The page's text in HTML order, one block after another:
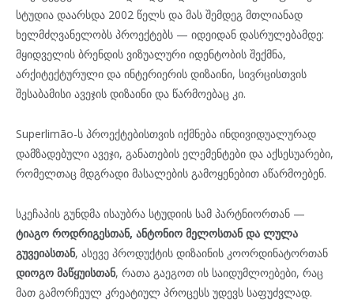
სტუდია დაარსდა 2002 წელს და მას შემდეგ მთლიანად
ხელმძღვანელობს პროექტებს — იდეიდან დასრულებამდე:
მყიდველის ბრენდის ვიზუალური იდენტობის შექმნა,
არქიტექტურული და ინტერიერის დიზაინი, სივრცისთვის
შესაბამისი ავეჯის დიზაინი და წარმოებაც კი.
Superlimão-ს პროექტებისთვის იქმნება ინდივიდუალურად
დამზადებული ავეჯი, განათების ელემენტები და აქსესუარები,
რომელთაც მდგრადი მასალების გამოყენებით აწარმოებენ.
სკეჩაპის გუნდმა ისაუბრა სტუდიის სამ პარტნიორთან —
ტიაგო როდრიგესთან, ანტონიო მელოსთან და ლულა
გუვეიასთან, ასევე პროდუქტის დიზაინის კოორდინატორთან
დიოგო მაწყუისთან, რათა გაეგოთ ის საიდუმლოებები, რაც
მათ გამორჩეულ კრეატიულ პროცესს უდევს საფუძვლად.